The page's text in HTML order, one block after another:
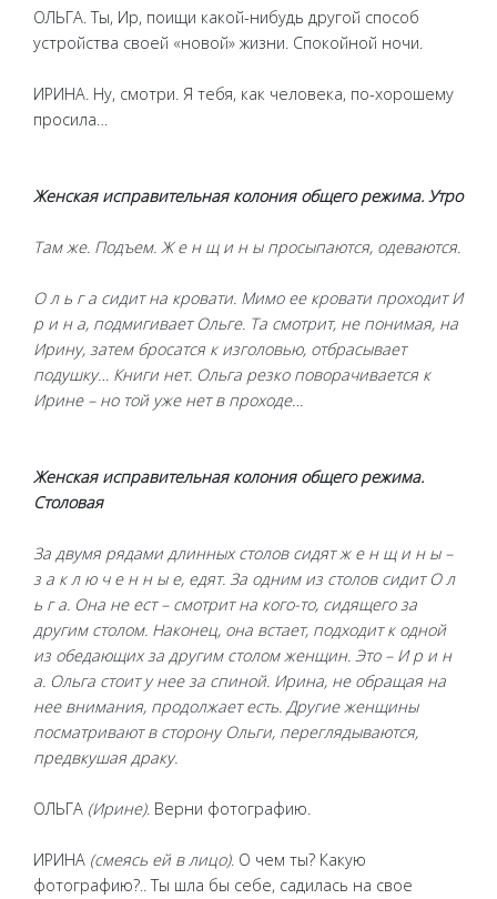
ОЛЬГА. Ты, Ир, поищи какой-нибудь другой способ
устройства своей «новой» жизни. Спокойной ночи.
ИРИНА. Ну, смотри. Я тебя, как человека, по-хорошему
просила…
Женская исправительная колония общего режима. Утро
Там же. Подъем. Ж е н щ и н ы просыпаются, одеваются.
О л ь г а сидит на кровати. Мимо ее кровати проходит И
р и н а, подмигивает Ольге. Та смотрит, не понимая, на
Ирину, затем бросатся к изголовью, отбрасывает
подушку… Книги нет. Ольга резко поворачивается к
Ирине – но той уже нет в проходе…
Женская исправительная колония общего режима.
Столовая
За двумя рядами длинных столов сидят ж е н щ и н ы –
з а к л ю ч е н н ы е, едят. За одним из столов сидит О л
ь г а. Она не ест – смотрит на кого-то, сидящего за
другим столом. Наконец, она встает, подходит к одной
из обедающих за другим столом женщин. Это – И р и н
а. Ольга стоит у нее за спиной. Ирина, не обращая на
нее внимания, продолжает есть. Другие женщины
посматривают в сторону Ольги, переглядываются,
предвкушая драку.
ОЛЬГА (Ирине). Верни фотографию.
ИРИНА (смеясь ей в лицо). О чем ты? Какую
фотографию?.. Ты шла бы себе, садилась на свое